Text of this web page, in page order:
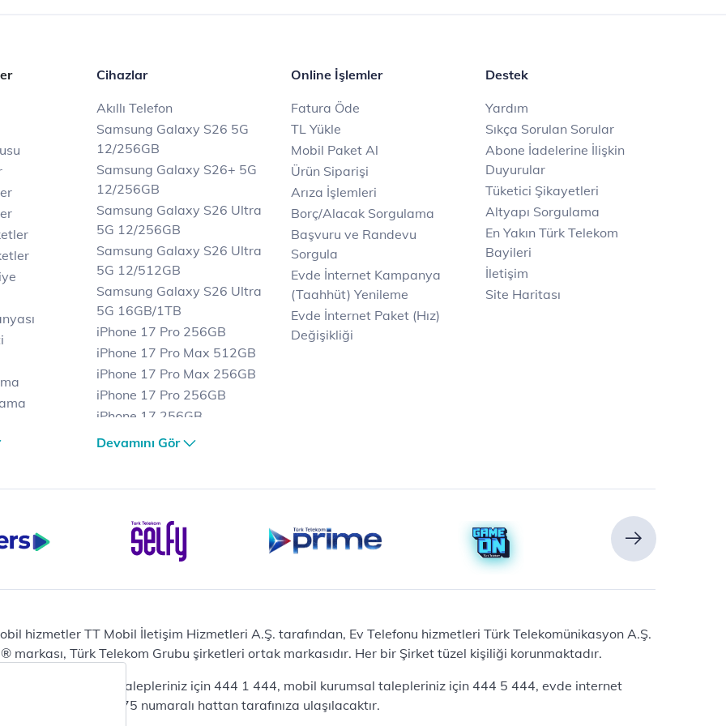
Cihazlar
Akıllı Telefon
Samsung Galaxy S26 5G
12/256GB
Samsung Galaxy S26+ 5G
12/256GB
Samsung Galaxy S26 Ultra
5G 12/256GB
Samsung Galaxy S26 Ultra
5G 12/512GB
Samsung Galaxy S26 Ultra
5G 16GB/1TB
iPhone 17 Pro 256GB
iPhone 17 Pro Max 512GB
iPhone 17 Pro Max 256GB
iPhone 17 Pro 256GB
iPhone 17 256GB
iPhone 17 Air 256GB
Casper Nirvana C370
Notebook
Ev Telefonu
Panasonic TGB610
Modem ve Wi-Fi
Zyxel DX3300 Wi-Fi 6
Premium VDSL Modem
Devamını Gör
Online İşlemler
Fatura Öde
TL Yükle
Mobil Paket Al
Ürün Siparişi
Arıza İşlemleri
Borç/Alacak Sorgulama
Başvuru ve Randevu
Sorgula
Evde İnternet Kampanya
(Taahhüt) Yenileme
Evde İnternet Paket (Hız)
Değişikliği
Destek
Yardım
Sıkça Sorulan Sorular
Abone İadelerine İlişkin
Duyurular
Tüketici Şikayetleri
Altyapı Sorgulama
En Yakın Türk Telekom
Bayileri
İletişim
Site Haritası
hizmetler TT Mobil İletişim Hizmetleri A.Ş. tarafından, Ev Telefonu hizmetleri Türk Telekomünikasyon A.Ş.
markası, Türk Telekom Grubu şirketleri ortak markasıdır. Her bir Şirket tüzel kişiliği korunmaktadır.
mobil bireysel talepleriniz için 444 1 444, mobil kurumsal talepleriniz için 444 5 444, evde internet
için 444 0375 numaralı hattan tarafınıza ulaşılacaktır.